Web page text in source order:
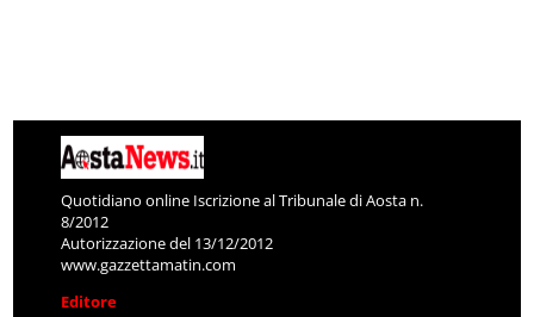
Quotidiano online Iscrizione al Tribunale di Aosta n.
8/2012
Autorizzazione del 13/12/2012
www.gazzettamatin.com
Editore